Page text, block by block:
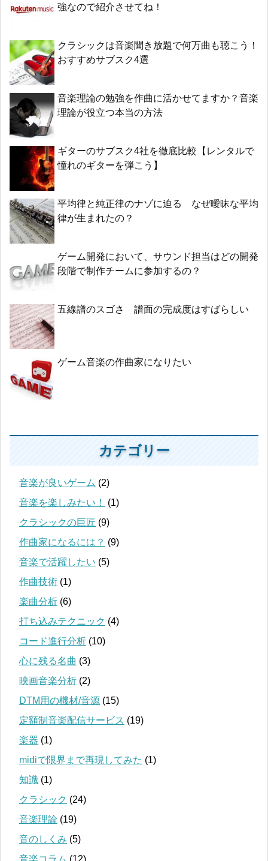
強なので紹介させてね！
クラシックは音楽聞き放題で何万曲も聴こう！
おすすめサブスク4選
音楽理論の勉強を作曲に活かせてますか？音楽
理論が役立つ本当の方法
ギターのサブスク4社を徹底比較【レンタルで
憧れのギターを弾こう】
平均律と純正律のナゾに迫る なぜ曖昧な平均
律が生まれたの？
ゲーム開発において、サウンド担当はどの開発
段階で制作チームに参加するの？
五線譜のスゴさ 譜面の完成度はすばらしい
ゲーム音楽の作曲家になりたい
カテゴリー
音楽が良いゲーム (2)
音楽を楽しみたい！
(1)
クラシックの巨匠 (9)
作曲家になるには？ (9)
音楽で活躍したい (5)
作曲技術 (1)
楽曲分析 (6)
打ち込みテクニック (4)
コード進行分析 (10)
心に残る名曲 (3)
映画音楽分析 (2)
DTM用の機材/音源 (15)
定額制音楽配信サービス (19)
楽器 (1)
midiで限界まで再現してみた (1)
知識 (1)
クラシック (24)
音楽理論 (19)
音のしくみ (5)
音楽コラム (12)